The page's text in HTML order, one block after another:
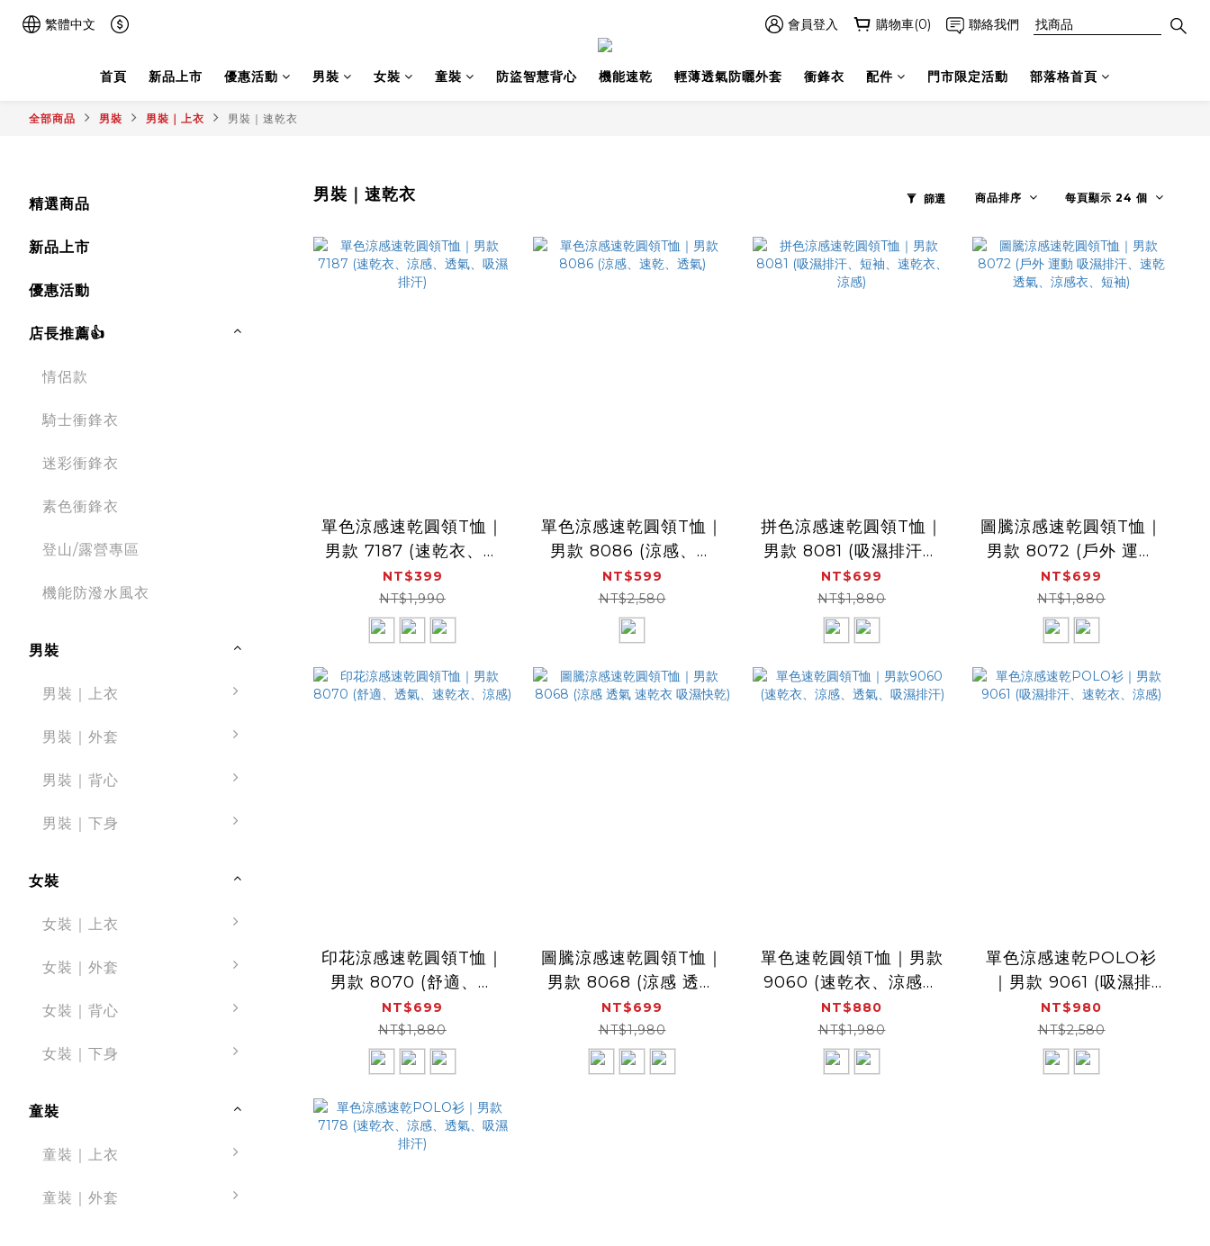
繁體中文 會員登入 購物車(0) 聯絡我們
首頁 新品上市 優惠活動 男裝 女裝 童裝 防盜智慧背心 機能速乾 輕薄透氣防曬外套 衝鋒衣 配件 門市限定活動 部落格首頁
全部商品 男裝 男裝｜上衣 男裝｜速乾衣
精選商品
新品上市
優惠活動
店長推薦👍
情侶款
騎士衝鋒衣
迷彩衝鋒衣
素色衝鋒衣
登山/露營專區
機能防潑水風衣
男裝
男裝｜上衣
男裝｜外套
男裝｜背心
男裝｜下身
女裝
女裝｜上衣
女裝｜外套
女裝｜背心
女裝｜下身
童裝
童裝｜上衣
童裝｜外套
男裝｜速乾衣 篩選 商品排序 每頁顯示 24 個
單色涼感速乾圓領T恤｜
男款 7187 (速乾衣、涼
感、透氣、吸濕排汗)
NT$399
NT$1,990
單色涼感速乾圓領T恤｜
男款 8086 (涼感、速
乾、透氣)
NT$599
NT$2,580
拼色涼感速乾圓領T恤｜
男款 8081 (吸濕排汗、
短袖、速乾衣、涼感)
NT$699
NT$1,880
圖騰涼感速乾圓領T恤｜
男款 8072 (戶外 運動
吸濕排汗、速乾透氣、
涼感衣、短袖)
NT$699
NT$1,880
印花涼感速乾圓領T恤｜
男款 8070 (舒適、透
氣、速乾衣、涼感)
NT$699
NT$1,880
圖騰涼感速乾圓領T恤｜
男款 8068 (涼感 透氣
速乾衣 吸濕快乾)
NT$699
NT$1,980
單色速乾圓領T恤｜男款
9060 (速乾衣、涼感、
透氣、吸濕排汗)
NT$880
NT$1,980
單色涼感速乾POLO衫
｜男款 9061 (吸濕排
汗、速乾衣、涼感)
NT$980
NT$2,580